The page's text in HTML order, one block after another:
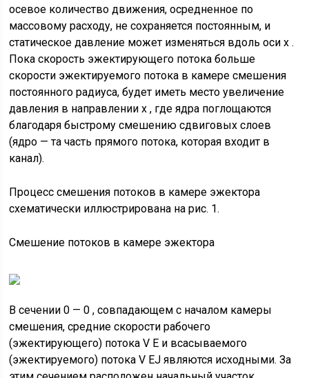
осевое количество движения, осредненное по
массовому расходу, не сохраняется постоянным, и
статическое давление может изменяться вдоль оси х .
Пока скорость эжектирующего потока больше
скорости эжектируемого потока в камере смешения
постоянного радиуса, будет иметь место увеличение
давления в направлении х , где ядра поглощаются
благодаря быстрому смешению сдвиговых слоев
(ядро — та часть прямого потока, которая входит в
канал).
Процесс смешения потоков в камере эжектора
схематически иллюстрирована на рис. 1.
Смешение потоков в камере эжектора
В сечении 0 — 0 , совпадающем с началом камеры
смешения, средние скорости рабочего
(эжектирующего) потока V E и всасываемого
(эжектируемого) потока V EJ являются исходными. За